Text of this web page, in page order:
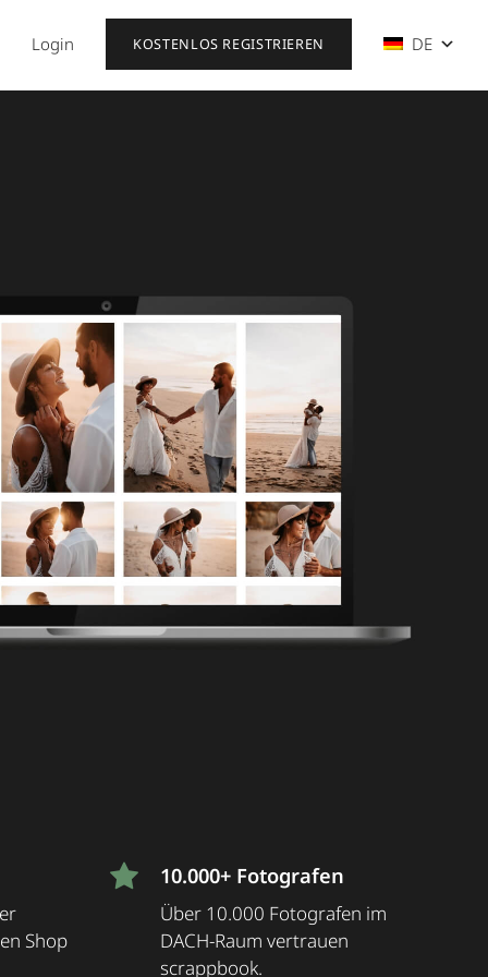
Login KOSTENLOS REGISTRIEREN DE
Shop
10.000+ Fotografen
Über 10.000 Fotografen im
DACH-Raum vertrauen
scrappbook.